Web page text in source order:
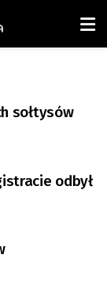
sołtysów
odbył